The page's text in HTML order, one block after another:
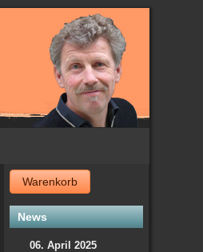
Warenkorb
News
06. April 2025